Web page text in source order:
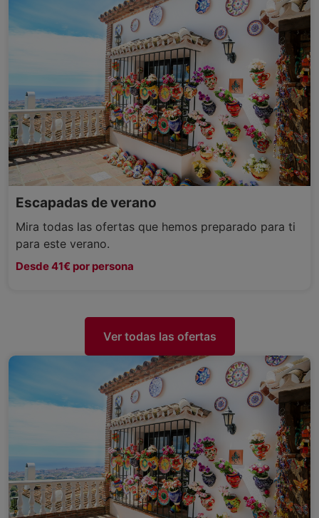
Escapadas de verano
Mira todas las ofertas que hemos preparado para ti
para este verano.
Desde 41€ por persona
Ver todas las ofertas